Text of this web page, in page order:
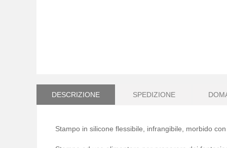
della
DESCRIZIONE
Stampo in silicone flessibile, infrangibile, morbido
SPEDIZIONE